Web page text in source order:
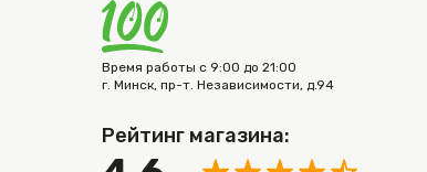
Время работы с 9:00 до 21:00
г. Минск, пр-т. Независимости, д.94
Рейтинг магазина: